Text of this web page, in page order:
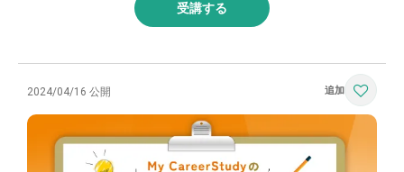
受講する
2024/04/16 公開